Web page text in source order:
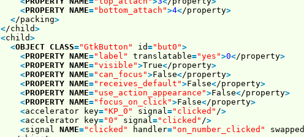
<PROPERTY NAME="bottom_attach">4</property>
</packing>
</child>
<child>
<OBJECT CLASS="GtkButton" id="but0">
<PROPERTY NAME="label" translatable="yes">0</property>
<PROPERTY NAME="visible">True</property>
<PROPERTY NAME="can_focus">False</property>
<PROPERTY NAME="receives_default">False</property>
<PROPERTY NAME="use_action_appearance">False</property>
<PROPERTY NAME="focus_on_click">False</property>
<accelerator key="KP_0" signal ="clicked" />
<accelerator key="0" signal ="clicked" />
<signal NAME="clicked" handler="on_number_clicked" swapped